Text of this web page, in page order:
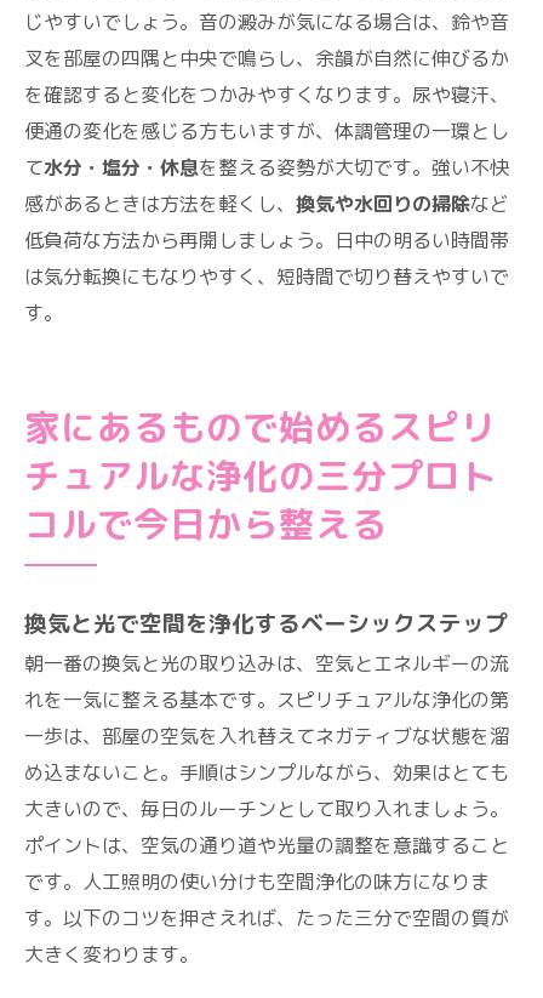
じやすいでしょう。音の澱みが気になる場合は、鈴や音
叉を部屋の四隅と中央で鳴らし、余韻が自然に伸びるか
を確認すると変化をつかみやすくなります。尿や寝汗、
便通の変化を感じる方もいますが、体調管理の一環とし
て水分・塩分・休息を整える姿勢が大切です。強い不快
感があるときは方法を軽くし、 換気や水回りの掃除など
低負荷な方法から再開しましょう。日中の明るい時間帯
は気分転換にもなりやすく、短時間で切り替えやすいで
す。
家にあるもので始めるスピリ
チュアルな浄化の三分プロト
コルで今日から整える
換気と光で空間を浄化するベーシックステップ
朝一番の換気と光の取り込みは、空気とエネルギーの流
れを一気に整える基本です。スピリチュアルな浄化の第
一歩は、部屋の空気を入れ替えてネガティブな状態を溜
め込まないこと。手順はシンプルながら、効果はとても
大きいので、毎日のルーチンとして取り入れましょう。
ポイントは、空気の通り道や光量の調整を意識すること
です。人工照明の使い分けも空間浄化の味方になりま
す。以下のコツを押さえれば、たった三分で空間の質が
大きく変わります。